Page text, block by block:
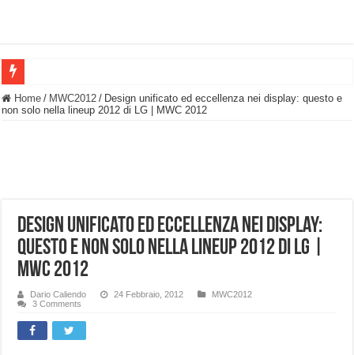
BASTA FATICARE! Questo robot tagliaerba lo appoggi e fa tutto lui! (Senza
Cecotec Millor, recensione della mountain bike elettrica biammortizzata.
Chi l’ha detto che gli Open-Ear suonano male? Recensione EarFun Clip 2
BENKS OMNIWARRIOR: Più di un semplice vetro temperato!
Brondi Amico Vero 4G: Focus su SOS, sicurezza e controllo da remoto.
Brondi Amico VERO 4G : Focus su SOS e comandi da remoto
Home / MWC2012 / Design unificato ed eccellenza nei display: questo e
non solo nella lineup 2012 di LG | MWC 2012
Design unificato ed eccellenza nei display:
questo e non solo nella lineup 2012 di LG |
MWC 2012
Dario Caliendo 24 Febbraio, 2012
MWC2012
3 Comments